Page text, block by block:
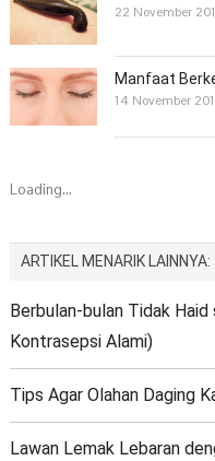
22 November
Manfaat
14 November
Loading...
ARTIKEL MENARIK LAINNYA:
Berbulan-bulan Tidak
Kontrasepsi Alami)
Tips Agar Olahan Daging
Lawan Lemak Lebaran